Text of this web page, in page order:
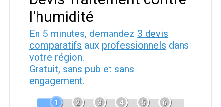
l'humidité
En 5 minutes, demandez 3 devis
comparatifs aux professionnels dans
votre région.
Gratuit, sans pub et sans
engagement.
1 2 3 4 5 6